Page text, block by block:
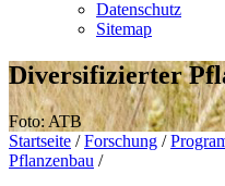
Datenschutz
Sitemap
Diversifizierter
Foto: ATB
Startseite / Forschung /
Pflanzenbau /